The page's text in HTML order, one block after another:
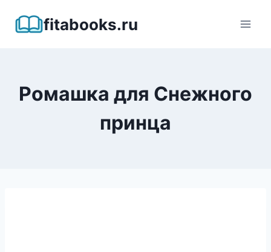
fitabooks.ru
Ромашка для Снежного
принца